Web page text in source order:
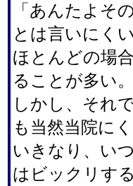
「あんたよそ
とは言いにくい
ほとんどの場
ることが多い。
しかし、それ
も当然当院に
いきなり、い
はビックリす